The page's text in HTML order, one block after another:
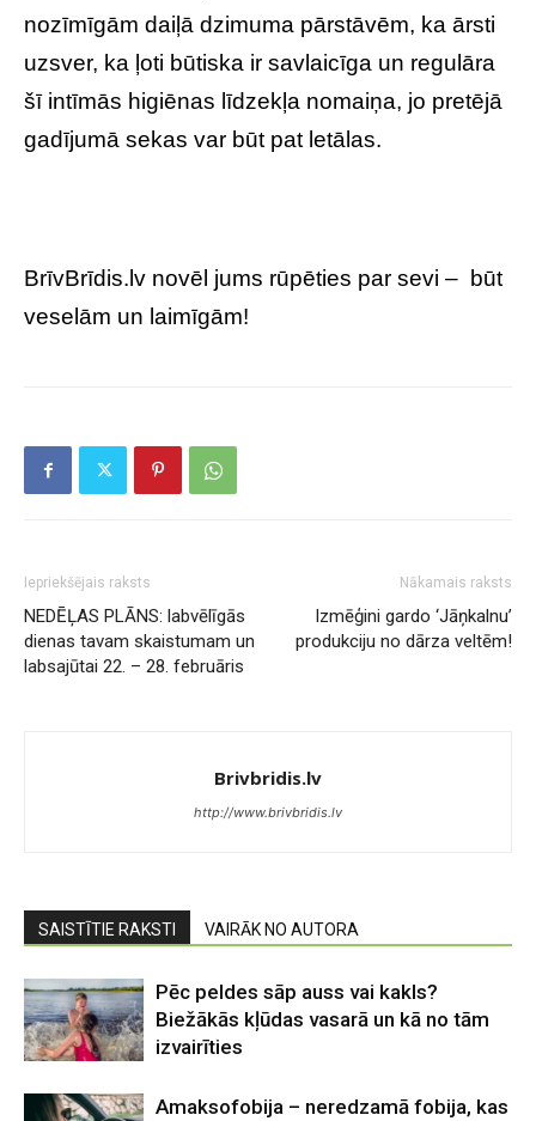
nozīmīgām daiļā dzimuma pārstāvēm, ka ārsti
uzsver, ka ļoti būtiska ir savlaicīga un regulāra
šī intīmās higiēnas līdzekļa nomaiņa, jo pretējā
gadījumā sekas var būt pat letālas.
BrīvBrīdis.lv novēl jums rūpēties par sevi – būt
veselām un laimīgām!
Iepriekšējais raksts
NEDĒĻAS PLĀNS: labvēlīgās
dienas tavam skaistumam un
labsajūtai 22. – 28. februāris
Nākamais raksts
Izmēģini gardo ‘Jāņkalnu’
produkciju no dārza veltēm!
Brivbridis.lv
http://www.brivbridis.lv
SAISTĪTIE RAKSTI VAIRĀK NO AUTORA
Pēc peldes sāp auss vai kakls?
Biežākās kļūdas vasarā un kā no tām
izvairīties
Amaksofobija – neredzamā fobija, kas